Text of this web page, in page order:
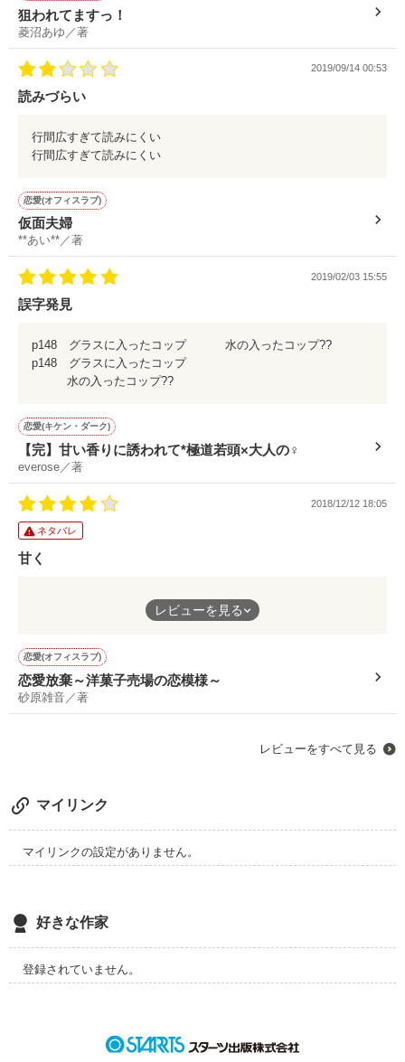
狙われてますっ！
菱沼あゆ／著
2019/09/14 00:53
読みづらい
行間広すぎて読みにくい
行間広すぎて読みにくい
恋愛(オフィスラブ)
仮面夫婦
**あい**／著
2019/02/03 15:55
誤字発見
p148 グラスに入ったコップ 水の入ったコップ??
p148 グラスに入ったコップ
水の入ったコップ??
恋愛(キケン・ダーク)
【完】甘い香りに誘われて*極道若頭×大人の♀
everose／著
2018/12/12 18:05
ネタバレ
甘く
ちょっと気になったんですよねレビューを見る
恋愛(オフィスラブ)
恋愛放棄～洋菓子売場の恋模様～
砂原雑音／著
レビューをすべて見る
マイリンク
マイリンクの設定がありません。
好きな作家
登録されていません。